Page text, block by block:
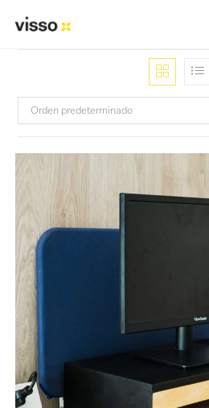
Orden predeterminado